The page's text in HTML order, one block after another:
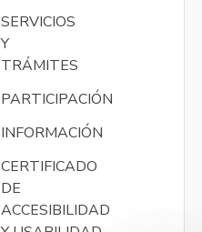
SERVICIOS
Y
TRÁMITES
PARTICIPACIÓN
INFORMACIÓN
CERTIFICADO
DE
ACCESIBILIDAD